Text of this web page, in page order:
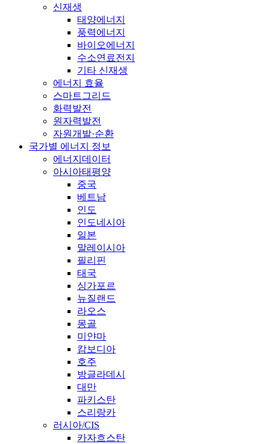
신재생
태양에너지
풍력에너지
바이오에너지
수소연료전지
기타 신재생
에너지 효율
스마트그리드
화력발전
원자력발전
자원개발·순환
국가별 에너지 정보
에너지데이터
아시아태평양
중국
베트남
인도
인도네시아
일본
말레이시아
필리핀
태국
싱가포르
뉴질랜드
라오스
몽골
미얀마
캄보디아
호주
방글라데시
대만
파키스탄
스리랑카
러시아/CIS
카자흐스탄